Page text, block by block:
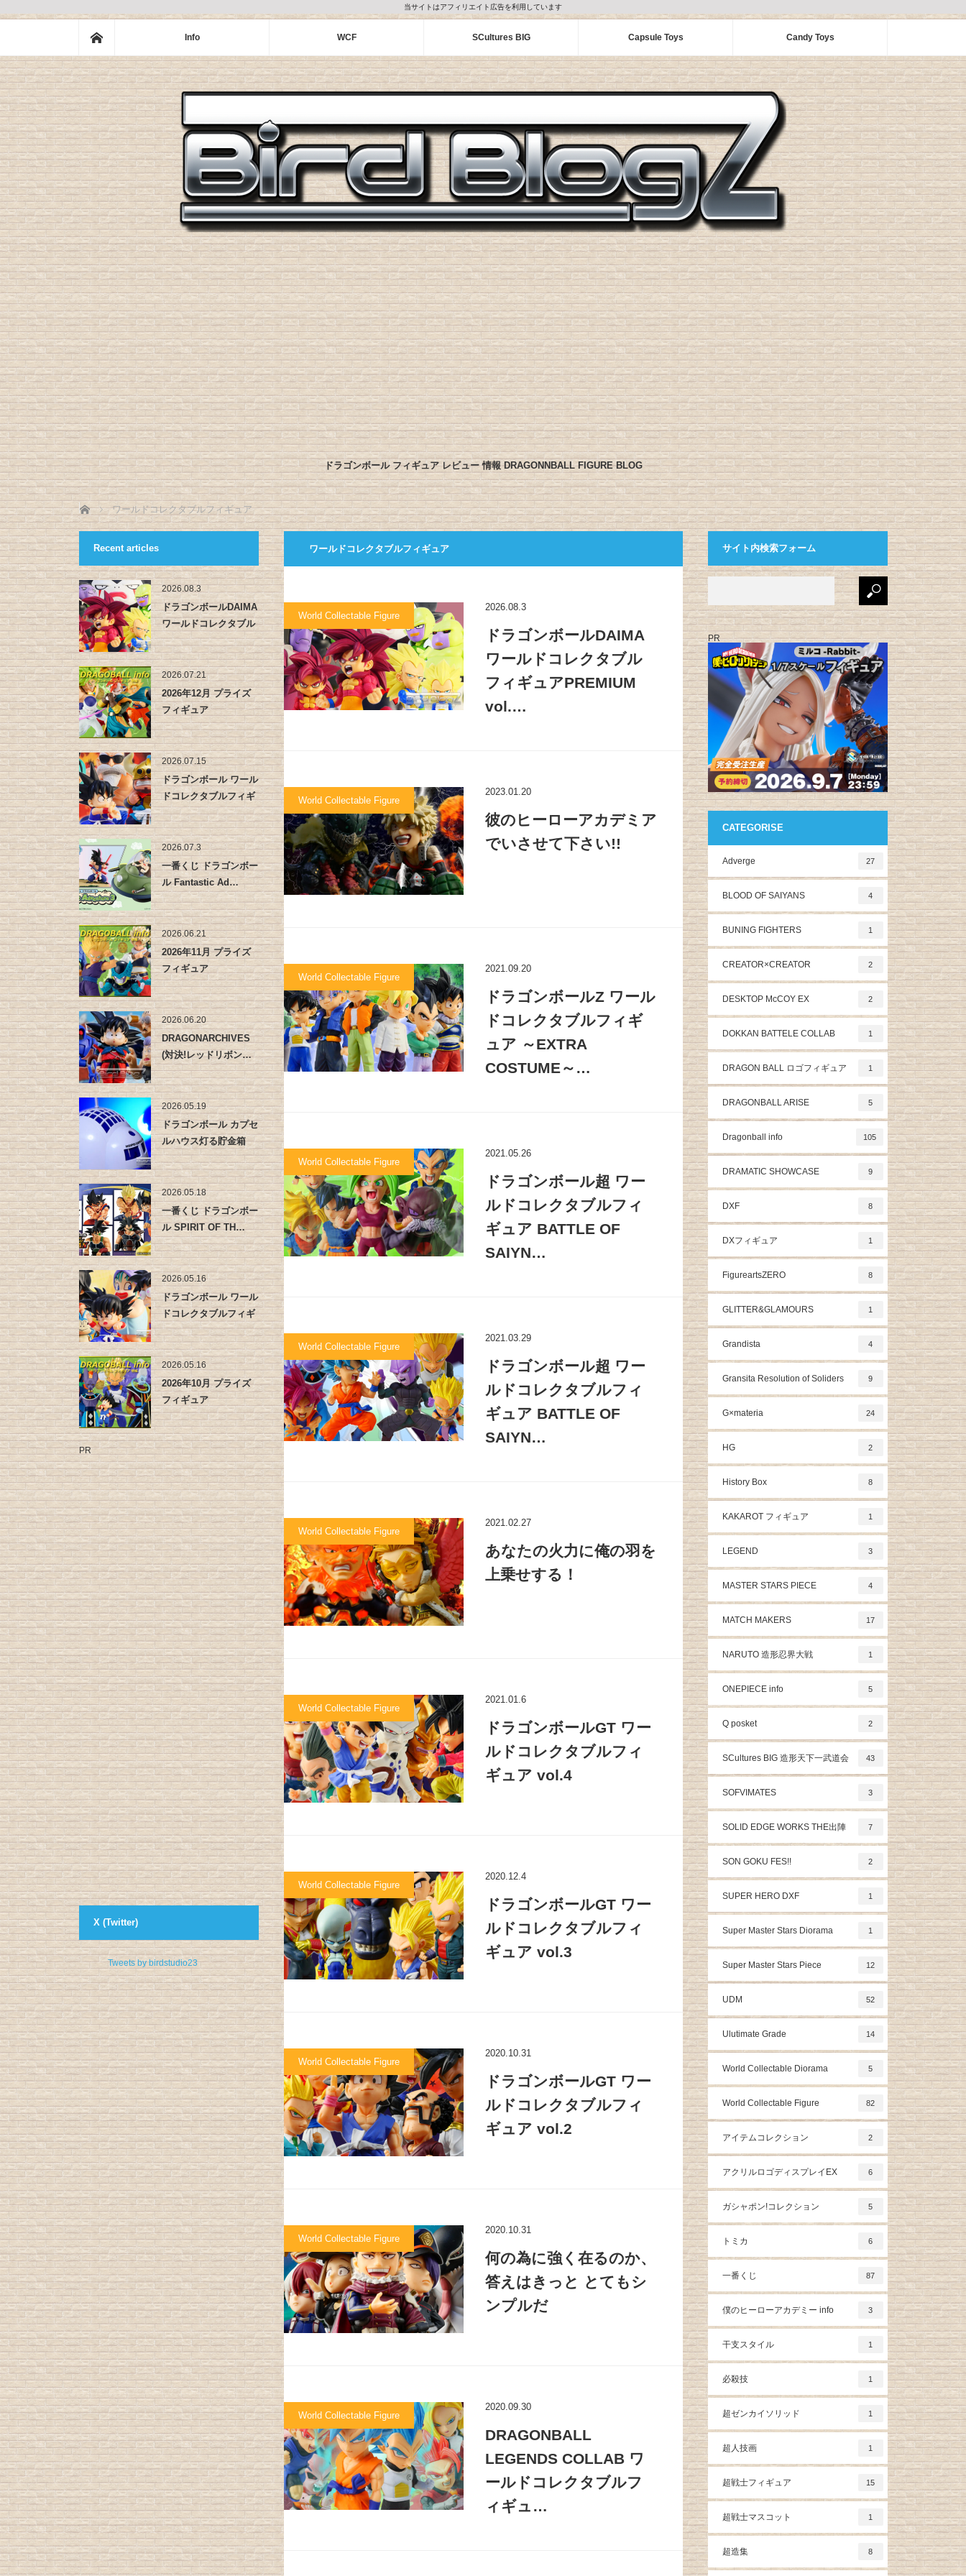
当サイトはアフィリエイト広告を利用しています
Info WCF SCultures BIG Capsule Toys Candy Toys
ドラゴンボール フィギュア レビュー 情報 DRAGONNBALL FIGURE BLOG
ホーム ワールドコレクタブルフィギュア
ワールドコレクタブルフィギュア
World Collectable Figure
2026.08.3
ドラゴンボールDAIMA
ワールドコレクタブル
フィギュアPREMIUM
vol.…
World Collectable Figure
2023.01.20
彼のヒーローアカデミア
でいさせて下さい!!
World Collectable Figure
2021.09.20
ドラゴンボールZ ワール
ドコレクタブルフィギ
ュア ～EXTRA
COSTUME～…
World Collectable Figure
2021.05.26
ドラゴンボール超 ワー
ルドコレクタブルフィ
ギュア BATTLE OF
SAIYN…
World Collectable Figure
2021.03.29
ドラゴンボール超 ワー
ルドコレクタブルフィ
ギュア BATTLE OF
SAIYN…
World Collectable Figure
2021.02.27
あなたの火力に俺の羽を
上乗せする！
World Collectable Figure
2021.01.6
ドラゴンボールGT ワー
ルドコレクタブルフィ
ギュア vol.4
World Collectable Figure
2020.12.4
ドラゴンボールGT ワー
ルドコレクタブルフィ
ギュア vol.3
World Collectable Figure
2020.10.31
ドラゴンボールGT ワー
ルドコレクタブルフィ
ギュア vol.2
World Collectable Figure
2020.10.31
何の為に強く在るのか、
答えはきっと とてもシ
ンプルだ
World Collectable Figure
2020.09.30
DRAGONBALL
LEGENDS COLLAB ワ
ールドコレクタブルフ
ィギュ…
Recent articles
2026.08.3
ドラゴンボールDAIMA
ワールドコレクタブル
フィ…
2026.07.21
2026年12月 プライズ
フィギュア
2026.07.15
ドラゴンボール ワール
ドコレクタブルフィギ
ュア -…
2026.07.3
一番くじ ドラゴンボー
ル Fantastic Ad…
2026.06.21
2026年11月 プライズ
フィギュア
2026.06.20
DRAGONARCHIVES
(対決!レッドリボン…
2026.05.19
ドラゴンボール カプセ
ルハウス灯る貯金箱
2026.05.18
一番くじ ドラゴンボー
ル SPIRIT OF TH…
2026.05.16
ドラゴンボール ワール
ドコレクタブルフィギ
ュア -…
2026.05.16
2026年10月 プライズ
フィギュア
PR
X (Twitter)
Tweets by birdstudio23
サイト内検索フォーム
PR
CATEGORISE
Adverge 27
BLOOD OF SAIYANS 4
BUNING FIGHTERS 1
CREATOR×CREATOR 2
DESKTOP McCOY EX 2
DOKKAN BATTELE COLLAB 1
DRAGON BALL ロゴフィギュア 1
DRAGONBALL ARISE 5
Dragonball info 105
DRAMATIC SHOWCASE 9
DXF 8
DXフィギュア 1
FigureartsZERO 8
GLITTER&GLAMOURS 1
Grandista 4
Gransita Resolution of Soliders 9
G×materia 24
HG 2
History Box 8
KAKAROT フィギュア 1
LEGEND 3
MASTER STARS PIECE 4
MATCH MAKERS 17
NARUTO 造形忍界大戦 1
ONEPIECE info 5
Q posket 2
SCultures BIG 造形天下一武道会 43
SOFVIMATES 3
SOLID EDGE WORKS THE出陣 7
SON GOKU FES!! 2
SUPER HERO DXF 1
Super Master Stars Diorama 1
Super Master Stars Piece 12
UDM 52
Ulutimate Grade 14
World Collectable Diorama 5
World Collectable Figure 82
アイテムコレクション 2
アクリルロゴディスプレイEX 6
ガシャポン!コレクション 5
トミカ 6
一番くじ 87
僕のヒーローアカデミー info 3
干支スタイル 1
必殺技 1
超ゼンカイソリッド 1
超人技画 1
超戦士フィギュア 15
超戦士マスコット 1
超造集 8